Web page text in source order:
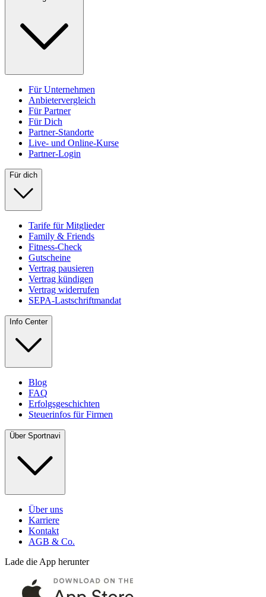
Für Unternehmen
Anbietervergleich
Für Partner
Für Dich
Partner-Standorte
Live- und Online-Kurse
Partner-Login
Für dich
Tarife für Mitglieder
Family & Friends
Fitness-Check
Gutscheine
Vertrag pausieren
Vertrag kündigen
Vertrag widerrufen
SEPA-Lastschriftmandat
Info Center
Blog
FAQ
Erfolgsgeschichten
Steuerinfos für Firmen
Über Sportnavi
Über uns
Karriere
Kontakt
AGB & Co.
Lade die App herunter